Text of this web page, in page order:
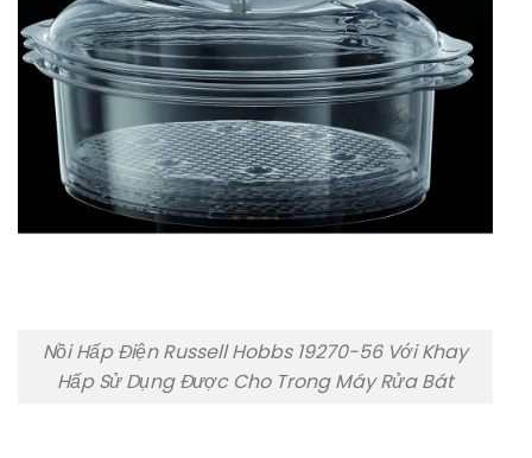
Nồi Hấp Điện Russell Hobbs 19270-56 Với Khay
Hấp Sử Dụng Được Cho Trong Máy Rửa Bát